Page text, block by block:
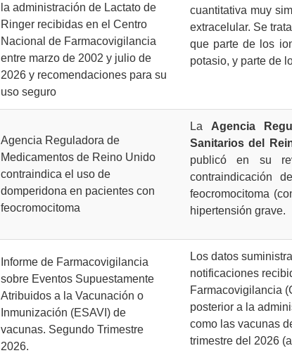
la administración de Lactato de
Ringer recibidas en el Centro
Nacional de Farmacovigilancia
entre marzo de 2002 y julio de
2026 y recomendaciones para su
uso seguro
cuantitativa muy
extracelular. Se
que parte de los
potasio, y parte de
Agencia Reguladora de
Medicamentos de Reino Unido
contraindica el uso de
domperidona en pacientes con
feocromocitoma
La Agencia
Sanitarios del
publicó en su
contraindicación
feocromocitoma
hipertensión grave.
Informe de Farmacovigilancia
sobre Eventos Supuestamente
Atribuidos a la Vacunación o
Inmunización (ESAVI) de
vacunas. Segundo Trimestre
2026.
Los datos
notificaciones
Farmacovigilancia
posterior a la
como las vacunas
trimestre del 2026